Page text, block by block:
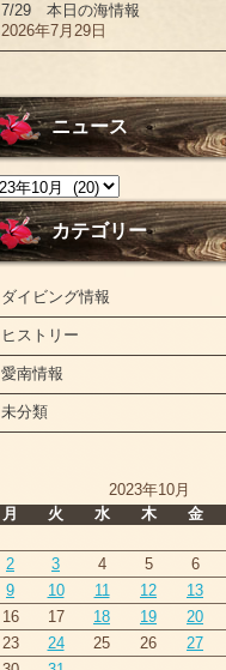
7/29 本日の海情報
2026年7月29日
ニュース
カテゴリー
ダイビング情報
ヒストリー
愛南情報
未分類
2023年10月
月
火 水 木 金
2
3 4 5 6
9
10 11 12 13
16
17 18 19 20
23
24 25 26 27